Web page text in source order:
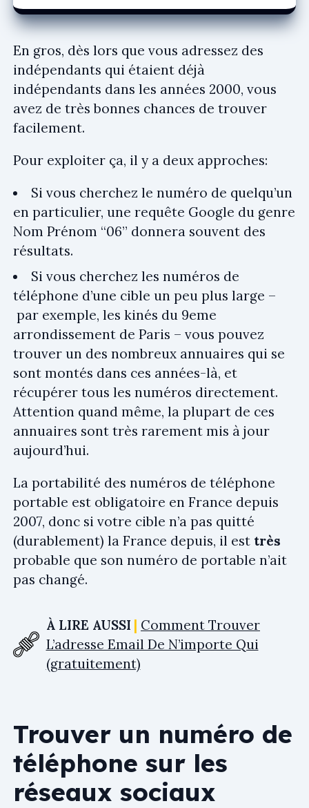
En gros, dès lors que vous adressez des
indépendants qui étaient déjà
indépendants dans les années 2000, vous
avez de très bonnes chances de trouver
facilement.
Pour exploiter ça, il y a deux approches:
Si vous cherchez le numéro de quelqu’un
en particulier, une requête Google du genre
Nom Prénom “06” donnera souvent des
résultats.
Si vous cherchez les numéros de
téléphone d’une cible un peu plus large –
par exemple, les kinés du 9eme
arrondissement de Paris – vous pouvez
trouver un des nombreux annuaires qui se
sont montés dans ces années-là, et
récupérer tous les numéros directement.
Attention quand même, la plupart de ces
annuaires sont très rarement mis à jour
aujourd’hui.
La portabilité des numéros de téléphone
portable est obligatoire en France depuis
2007, donc si votre cible n’a pas quitté
(durablement) la France depuis, il est très
probable que son numéro de portable n’ait
pas changé.
À LIRE AUSSI
Comment Trouver
L’adresse Email De N’importe Qui
(gratuitement)
Trouver un numéro de
téléphone sur les
réseaux sociaux